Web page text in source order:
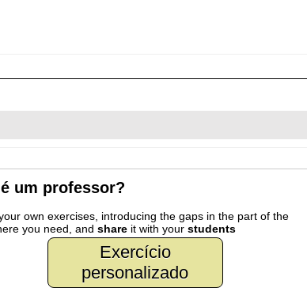
um professor?
own exercises, introducing the gaps in the part of the
you need, and shareit with your students
Exercício
personalizado